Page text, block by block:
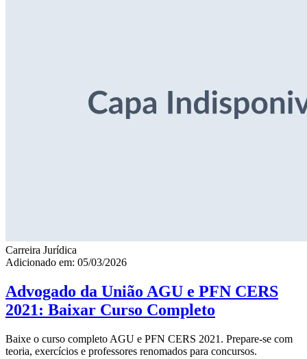
Carreira Jurídica
Adicionado em: 05/03/2026
Advogado da União AGU e PFN CERS
2021: Baixar Curso Completo
Baixe o curso completo AGU e PFN CERS 2021. Prepare-se com
teoria, exercícios e professores renomados para concursos.